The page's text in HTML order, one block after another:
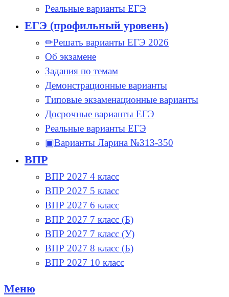
Реальные варианты ЕГЭ
ЕГЭ (профильный уровень)
✏Решать варианты ЕГЭ 2026
Об экзамене
Задания по темам
Демонстрационные варианты
Типовые экзаменационные варианты
Досрочные варианты ЕГЭ
Реальные варианты ЕГЭ
▣Варианты Ларина №313-350
ВПР
ВПР 2027 4 класс
ВПР 2027 5 класс
ВПР 2027 6 класс
ВПР 2027 7 класс (Б)
ВПР 2027 7 класс (У)
ВПР 2027 8 класс (Б)
ВПР 2027 10 класс
Меню